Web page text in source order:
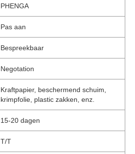
PHENGA
Pas aan
Bespreekbaar
Negotation
Kraftpapier, beschermend schuim,
krimpfolie, plastic zakken, enz.
15-20 dagen
T/T